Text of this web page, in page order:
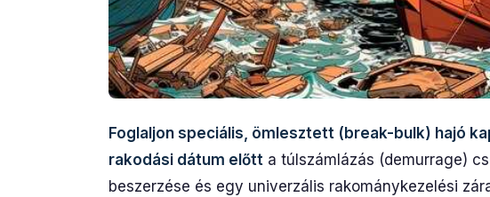
Foglaljon speciális, ömlesztett (break-bulk) hajó
rakodási dátum előtt a túlszámlázás (demurrage)
beszerzése és egy univerzális rakománykezelési